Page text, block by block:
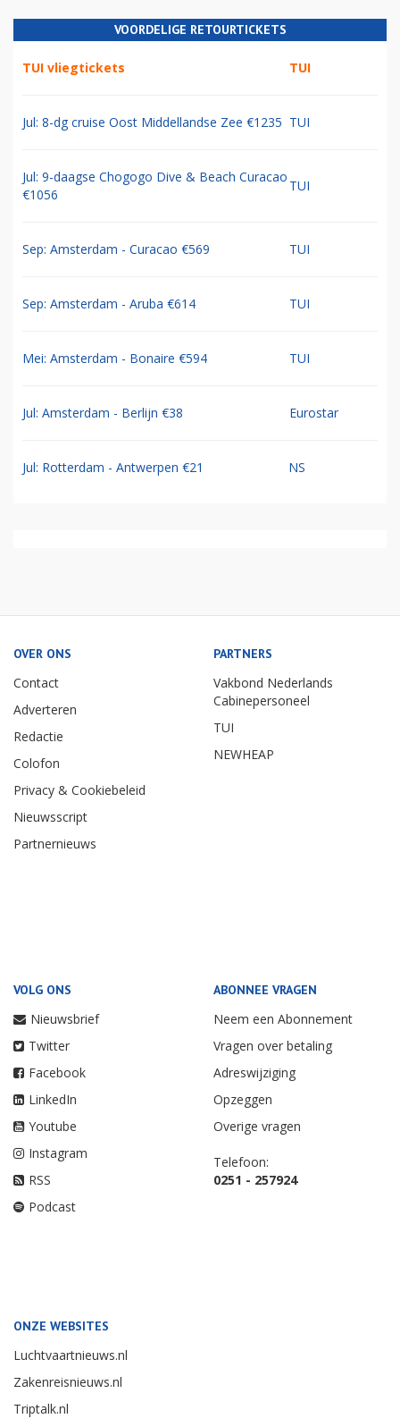
VOORDELIGE RETOURTICKETS
TUI vliegtickets TUI
Jul: 8-dg cruise Oost Middellandse Zee €1235 TUI
Jul: 9-daagse Chogogo Dive & Beach Curacao
€1056
TUI
Sep: Amsterdam - Curacao €569 TUI
Sep: Amsterdam - Aruba €614 TUI
Mei: Amsterdam - Bonaire €594 TUI
Jul: Amsterdam - Berlijn €38 Eurostar
Jul: Rotterdam - Antwerpen €21 NS
OVER ONS
Contact
Adverteren
Redactie
Colofon
Privacy & Cookiebeleid
Nieuwsscript
Partnernieuws
PARTNERS
Vakbond Nederlands
Cabinepersoneel
TUI
NEWHEAP
VOLG ONS
Nieuwsbrief
Twitter
Facebook
LinkedIn
Youtube
Instagram
RSS
Podcast
ABONNEE VRAGEN
Neem een Abonnement
Vragen over betaling
Adreswijziging
Opzeggen
Overige vragen
Telefoon:
0251 - 257924
ONZE WEBSITES
Luchtvaartnieuws.nl
Zakenreisnieuws.nl
Triptalk.nl